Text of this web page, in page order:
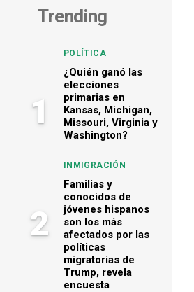
Trending
1
POLÍTICA
¿Quién ganó las
elecciones
primarias en
Kansas, Michigan,
Missouri, Virginia y
Washington?
2
INMIGRACIÓN
Familias y
conocidos de
jóvenes hispanos
son los más
afectados por las
políticas
migratorias de
Trump, revela
encuesta